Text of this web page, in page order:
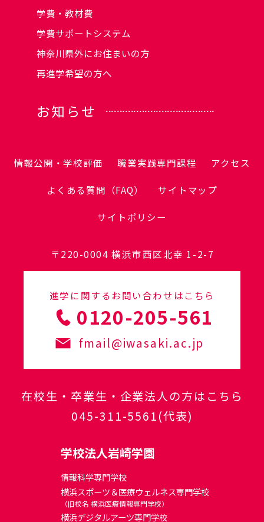
学費・教材費
学費サポートシステム
神奈川県外にお住まいの方
再進学希望の方へ
お知らせ
情報公開・学校評価 職業実践専門課程 アクセス
よくある質問（FAQ） サイトマップ
サイトポリシー
〒220-0004 横浜市西区北幸 1-2-7
進学に関するお問い合わせはこちら
0120-205-561
fmail@iwasaki.ac.jp
在校生・卒業生・企業法人の方はこちら
045-311-5561(代表)
学校法人岩崎学園
情報科学専門学校
横浜スポーツ＆医療ウェルネス専門学校
（旧校名 横浜医療情報専門学校）
横浜デジタルアーツ専門学校